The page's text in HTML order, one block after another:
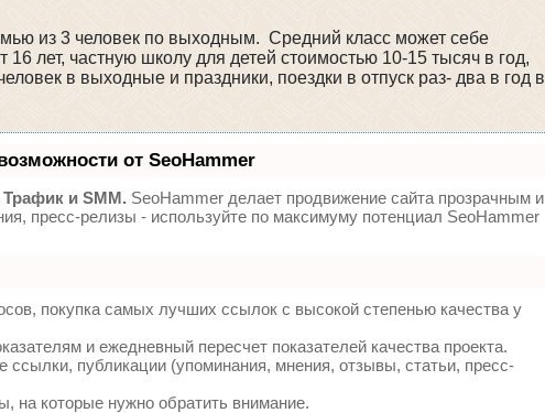
из 3 человек по выходным. Средний класс может себе
лет, частную школу для детей стоимостью 10-15 тысяч в год,
в выходные и праздники, поездки в отпуск раз- два в год в
от SeoHammer
Трафик и SMM. SeoHammer делает продвижение сайта прозрачным и
пресс-релизы - используйте по максимуму потенциал SeoHammer
покупка самых лучших ссылок с высокой степенью качества у
и ежедневный пересчет показателей качества проекта.
публикации (упоминания, мнения, отзывы, статьи, пресс-
на которые нужно обратить внимание.